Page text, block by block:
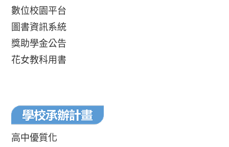
數位校園平台
圖書資訊系統
獎助學金公告
花女教科用書
高中優質化